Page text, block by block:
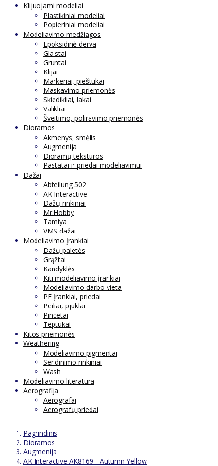
Klijuojami modeliai
Plastikiniai modeliai
Popieriniai modeliai
Modeliavimo medžiagos
Epoksidinė derva
Glaistai
Gruntai
Klijai
Markeriai, pieštukai
Maskavimo priemonės
Skiedikliai, lakai
Valikliai
Šveitimo, poliravimo priemonės
Dioramos
Akmenys, smėlis
Augmenija
Dioramų tekstūros
Pastatai ir priedai modeliavimui
Dažai
Abteilung 502
AK Interactive
Dažų rinkiniai
Mr.Hobby
Tamiya
VMS dažai
Modeliavimo Įrankiai
Dažų paletės
Grąžtai
Kandyklės
Kiti modeliavimo įrankiai
Modeliavimo darbo vieta
PE Įrankiai, priedai
Peiliai, pjūklai
Pincetai
Teptukai
Kitos priemonės
Weathering
Modeliavimo pigmentai
Sendinimo rinkiniai
Wash
Modeliavimo literatūra
Aerografija
Aerografai
Aerografų priedai
Pagrindinis
Dioramos
Augmenija
AK Interactive AK8169 - Autumn Yellow